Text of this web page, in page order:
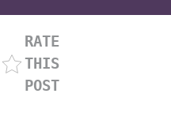
RATE
THIS
POST